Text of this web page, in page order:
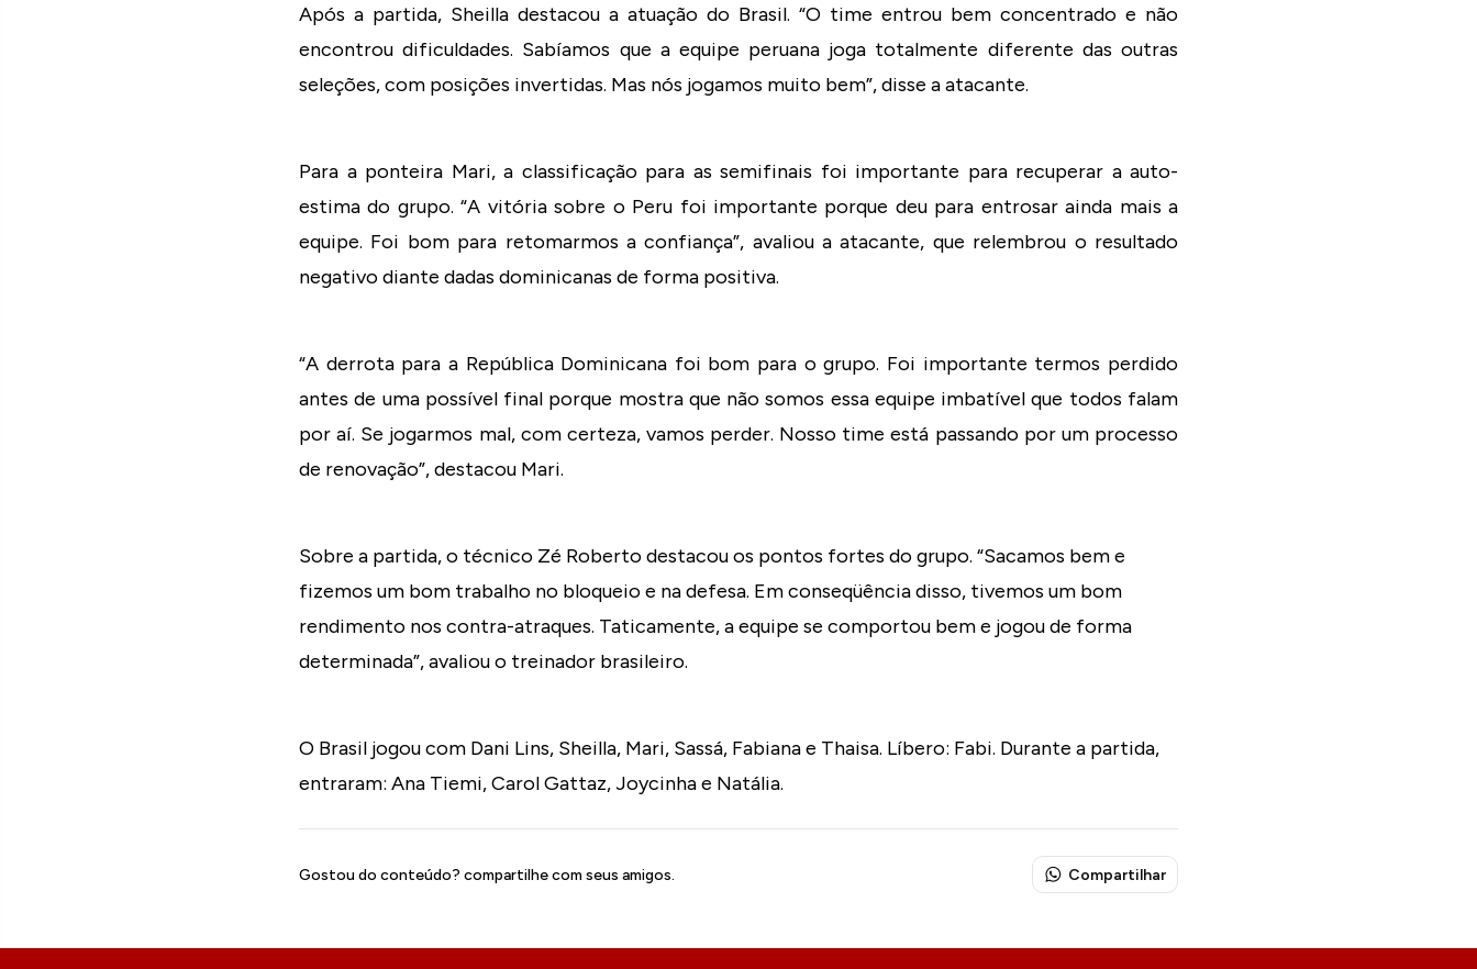
Após a partida, Sheilla destacou a atuação do Brasil. “O time entrou bem concentrado e não
encontrou dificuldades. Sabíamos que a equipe peruana joga totalmente diferente das outras
seleções, com posições invertidas. Mas nós jogamos muito bem”, disse a atacante.
Para a ponteira Mari, a classificação para as semifinais foi importante para recuperar a auto-
estima do grupo. “A vitória sobre o Peru foi importante porque deu para entrosar ainda mais a
equipe. Foi bom para retomarmos a confiança”, avaliou a atacante, que relembrou o resultado
negativo diante dadas dominicanas de forma positiva.
“A derrota para a República Dominicana foi bom para o grupo. Foi importante termos perdido
antes de uma possível final porque mostra que não somos essa equipe imbatível que todos falam
por aí. Se jogarmos mal, com certeza, vamos perder. Nosso time está passando por um processo
de renovação”, destacou Mari.
Sobre a partida, o técnico Zé Roberto destacou os pontos fortes do grupo. “Sacamos bem e
fizemos um bom trabalho no bloqueio e na defesa. Em conseqüência disso, tivemos um bom
rendimento nos contra-atraques. Taticamente, a equipe se comportou bem e jogou de forma
determinada”, avaliou o treinador brasileiro.
O Brasil jogou com Dani Lins, Sheilla, Mari, Sassá, Fabiana e Thaisa. Líbero: Fabi. Durante a partida,
entraram: Ana Tiemi, Carol Gattaz, Joycinha e Natália.
Gostou do conteúdo? compartilhe com seus amigos. Compartilhar